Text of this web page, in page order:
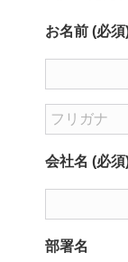
お名前 (必須
会社名 (必須
部署名